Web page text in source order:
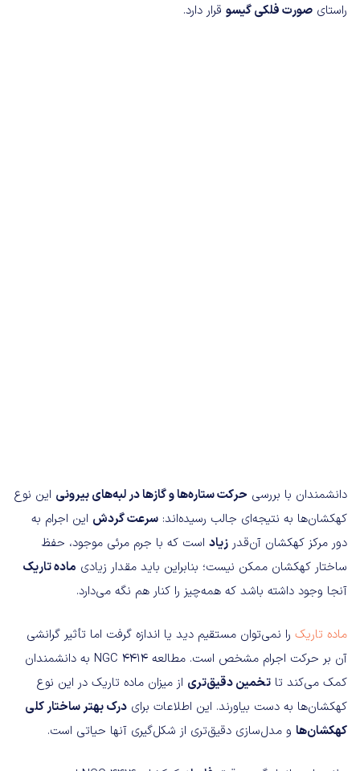
راستای صورت فلکی گیسو قرار دارد.
دانشمندان با بررسی حرکت ستاره‌ها و گازها در لبه‌های بیرونی این نوع
کهکشان‌ها به نتیجه‌ای جالب رسیده‌اند: سرعت گردش این اجرام به
دور مرکز کهکشان آن‌قدر زیاد است که با جرم مرئی موجود، حفظ
ساختار کهکشان ممکن نیست؛ بنابراین باید مقدار زیادی ماده تاریک
آنجا وجود داشته باشد که همه‌چیز را کنار هم نگه می‌دارد.
ماده تاریک را نمی‌توان مستقیم دید یا اندازه گرفت اما تأثیر گرانشی
آن بر حرکت اجرام مشخص است. مطالعه NGC 4414 به دانشمندان
کمک می‌کند تا تخمین دقیق‌تری از میزان ماده تاریک در این نوع
کهکشان‌ها به دست بیاورند. این اطلاعات برای درک بهتر ساختار کلی
کهکشان‌ها و مدل‌سازی دقیق‌تری از شکل‌گیری آنها حیاتی است.